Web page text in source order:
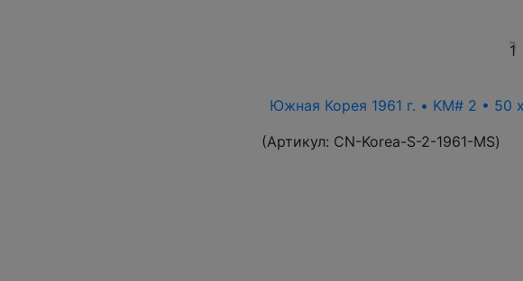
1
Южная Корея 1961 г. • KM# 2 • 50
(Артикул: CN-Korea-S-2-1961-MS)